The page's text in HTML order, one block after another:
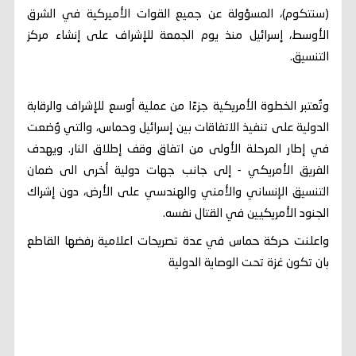
(سنتكوم)، المسؤولة عن جميع القوات الأميركية في الشرق
الأوسط، إسرائيل منذ يوم الجمعة للإشراف على إنشاء مركز
التنسيق.
وتُعتبر الخطوة الأمريكية جزءًا من عملية أوسع للإشراف والرقابة
الدولية على تنفيذ الاتفاقات بين إسرائيل وحماس، والتي وُضعت
في إطار المرحلة الأولى من اتفاق وقف إطلاق النار. ويهدف
الفريق الأمريكي - إلى جانب جهات دولية أخرى الى ضمان
التنسيق الإنساني والأمني والهندسي على الأرض، دون إشراك
الجنود الأمريكيين في القتال نفسه.
واعلنت حركة حماس في عدة تصريحات اعلامية رفضها القاطع
بان تكون غزة تحت الوصاية الدولية